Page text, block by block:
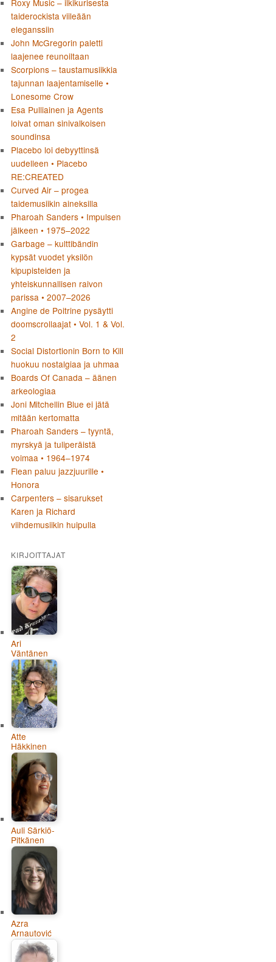
Roxy Music – ilkikurisesta
taiderockista viileään
eleganssiin
John McGregorin paletti
laajenee reunoiltaan
Scorpions – taustamusiikkia
tajunnan laajentamiselle •
Lonesome Crow
Esa Pulliainen ja Agents
loivat oman sinivalkoisen
soundinsa
Placebo loi debyyttinsä
uudelleen • Placebo
RE:CREATED
Curved Air – progea
taidemusiikin aineksilla
Pharoah Sanders • Impulsen
jälkeen • 1975–2022
Garbage – kulttibändin
kypsät vuodet yksilön
kipupisteiden ja
yhteiskunnallisen raivon
parissa • 2007–2026
Angine de Poitrine pysäytti
doomscrollaajat • Vol. 1 & Vol.
2
Social Distortionin Born to Kill
huokuu nostalgiaa ja uhmaa
Boards Of Canada – äänen
arkeologiaa
Joni Mitchellin Blue ei jätä
mitään kertomatta
Pharoah Sanders – tyyntä,
myrskyä ja tuliperäistä
voimaa • 1964–1974
Flean paluu jazzjuurille •
Honora
Carpenters – sisarukset
Karen ja Richard
viihdemusiikin huipulla
KIRJOITTAJAT
Ari
Väntänen
Atte
Häkkinen
Auli Särkiö-
Pitkänen
Azra
Arnautović